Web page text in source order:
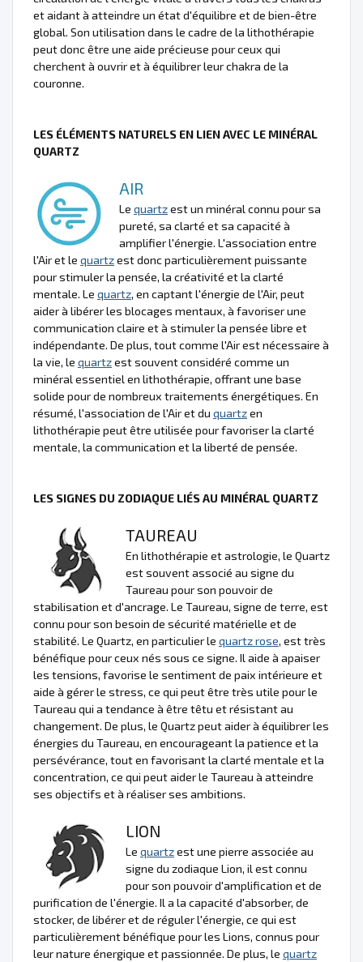
et aidant à atteindre un état d'équilibre et de bien-être
global. Son utilisation dans le cadre de la lithothérapie
peut donc être une aide précieuse pour ceux qui
cherchent à ouvrir et à équilibrer leur chakra de la
couronne.
LES ÉLÉMENTS NATURELS EN LIEN AVEC LE MINÉRAL
QUARTZ
AIR
Le quartzest un minéral connu pour sa
pureté, sa clarté et sa capacité à
amplifier l'énergie. L'association entre
l'Air et le quartzest donc particulièrement puissante
pour stimuler la pensée, la créativité et la clarté
mentale. Le quartz, en captant l'énergie de l'Air, peut
aider à libérer les blocages mentaux, à favoriser une
communication claire et à stimuler la pensée libre et
indépendante. De plus, tout comme l'Air est nécessaire à
la vie, le quartzest souvent considéré comme un
minéral essentiel en lithothérapie, offrant une base
solide pour de nombreux traitements énergétiques. En
résumé, l'association de l'Air et du quartzen
lithothérapie peut être utilisée pour favoriser la clarté
mentale, la communication et la liberté de pensée.
LES SIGNES DU ZODIAQUE LIÉS AU MINÉRAL QUARTZ
TAUREAU
En lithothérapie et astrologie, le Quartz
est souvent associé au signe du
Taureau pour son pouvoir de
stabilisation et d'ancrage. Le Taureau, signe de terre, est
connu pour son besoin de sécurité matérielle et de
stabilité. Le Quartz, en particulier le quartz rose, est très
bénéfique pour ceux nés sous ce signe. Il aide à apaiser
les tensions, favorise le sentiment de paix intérieure et
aide à gérer le stress, ce qui peut être très utile pour le
Taureau qui a tendance à être têtu et résistant au
changement. De plus, le Quartz peut aider à équilibrer les
énergies du Taureau, en encourageant la patience et la
persévérance, tout en favorisant la clarté mentale et la
concentration, ce qui peut aider le Taureau à atteindre
ses objectifs et à réaliser ses ambitions.
LION
Le quartzest une pierre associée au
signe du zodiaque Lion, il est connu
pour son pouvoir d'amplification et de
purification de l'énergie. Il a la capacité d'absorber, de
stocker, de libérer et de réguler l'énergie, ce qui est
particulièrement bénéfique pour les Lions, connus pour
leur nature énergique et passionnée. De plus, le quartz